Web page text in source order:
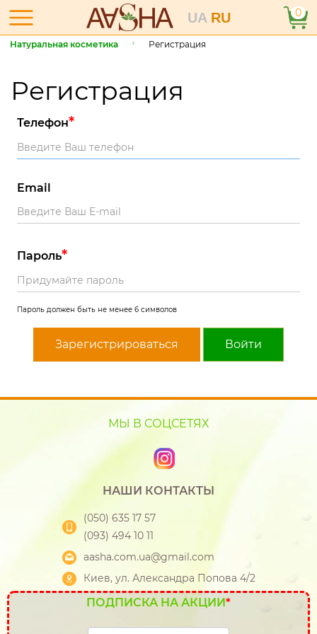
UA RU 0
Натуральная косметика Регистрация
Регистрация
Телефон*
Email
Пароль*
Пароль должен быть не менее 6 символов
Зарегистрироваться Войти
МЫ В СОЦСЕТЯХ
НАШИ КОНТАКТЫ
(050) 635 17 57
(093) 494 10 11
aasha.com.ua@gmail.com
Киев, ул. Александра Попова 4/2
ПОДПИСКА НА АКЦИИ*